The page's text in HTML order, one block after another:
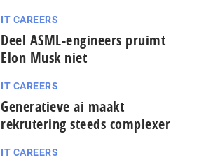
IT CAREERS
Deel ASML-engineers pruimt
Elon Musk niet
IT CAREERS
Generatieve ai maakt
rekrutering steeds complexer
IT CAREERS